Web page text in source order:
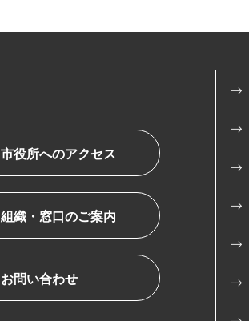
市役所へのアクセス
組織・窓口のご案内
お問い合わせ